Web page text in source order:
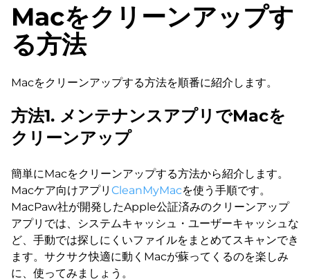
Macをクリーンアップす
る方法
Macをクリーンアップする方法を順番に紹介します。
方法1. メンテナンスアプリでMacを
クリーンアップ
簡単にMacをクリーンアップする方法から紹介します。
Macケア向けアプリ CleanMyMacを使う手順です。
MacPaw社が開発したApple公証済みのクリーンアップ
アプリでは、システムキャッシュ・ユーザーキャッシュな
ど、手動では探しにくいファイルをまとめてスキャンでき
ます。サクサク快適に動くMacが蘇ってくるのを楽しみ
に、使ってみましょう。